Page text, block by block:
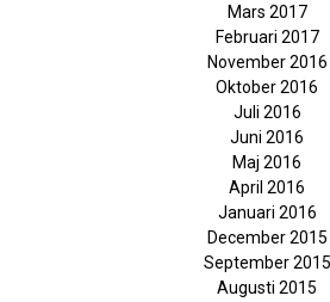
Mars 2017
Februari 2017
November 2016
Oktober 2016
Juli 2016
Juni 2016
Maj 2016
April 2016
Januari 2016
December 2015
September 2015
Augusti 2015